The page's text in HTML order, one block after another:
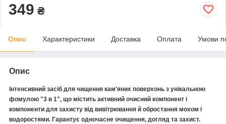
349 ₴
Опис Характеристики Доставка Оплата Умови
Опис
Інтенсивний засіб для чищення кам'яних поверхонь з унікальною
фомулою "3 в 1", що містить активний очисний компонент і
компоненти для захисту від вивітрювання й обростання мохом і
водоростями. Гарантує одночасне очищення, догляд та захист.